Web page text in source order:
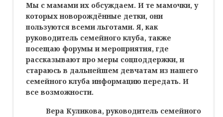
Мы с мамами их обсуждаем. И те мамочки, у
которых новорождённые детки, они
пользуются всеми льготами. Я, как
руководитель семейного клуба, также
посещаю форумы и мероприятия, где
рассказывают про меры соцподдержки, и
стараюсь в дальнейшем девчатам из нашего
семейного клуба информацию передать. И
все возможности.
Вера Куликова, руководитель семейного